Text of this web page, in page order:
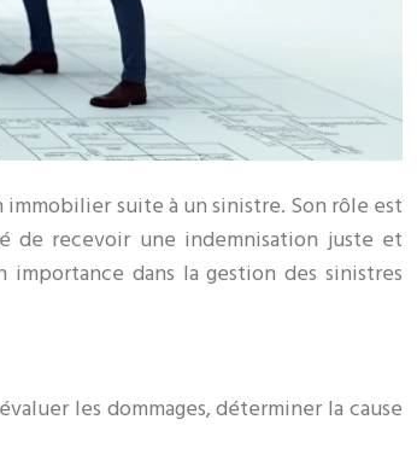
immobilier suite à un sinistre. Son rôle est
de recevoir une indemnisation juste et
dans la gestion des sinistres
les dommages, déterminer la cause